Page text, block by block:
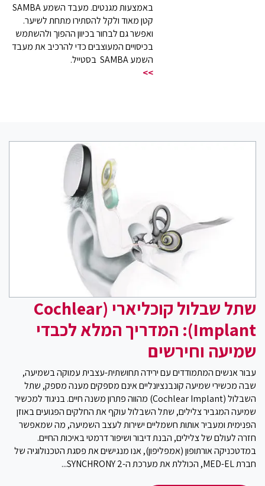
קטן מאוד ולקל להסתירו מתחת לשיער.
ואפשר גם לבחור בכיוון ההפוך ולהשתמש
בכיסויים המעוצבים כדי להרכיב את מעבד
השמע SAMBA בסטייל.
>>
שתל שבלול קוכליארי (Cochlear
Implant): המדריך המלא לכבדי
שמיעה וחירשים
עבור אנשים המתמודדים עם ירידה תחושתית-עצבית עמוקה בשמיעה,
שבה מכשירי שמיעה קונבנציונליים אינם מספקים מענה מספק, שתל
השבלול (Cochlear Implant) מהווה פתרון משנה חיים. בניגוד למכשיר
שמיעה המגביר צלילים, שתל השבלול עוקף את החלקים הפגועים באוזן
הפנימית ומעביר אותות חשמליים ישירות לעצב השמיעה, מה שמאפשר
חזרה לעולם של צלילים, הבנת דיבור ושיפור דרמטי באיכות החיים.
במדטכניקה אורתופון (אמפליפון), אנו מנגישים את פסגת הטכנולוגיה של
חברת MED-EL, הכוללת את מערכת ה-SYNCHRONY 2...